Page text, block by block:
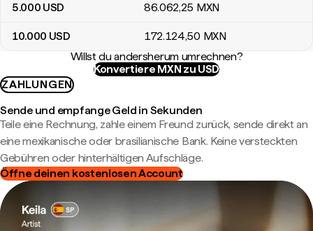
5.000 USD 86.062,25 MXN
10.000 USD 172.124,50 MXN
Willst du andersherum umrechnen?
Konvertiere MXN zu USD
ZAHLUNGEN
Sende und empfange Geld in Sekunden
Teile eine Rechnung, zahle einem Freund zurück, sende direkt an
eine mexikanische oder brasilianische Bank. Keine versteckten
Gebühren oder hinterhältigen Aufschläge.
Öffne deinen kostenlosen Account